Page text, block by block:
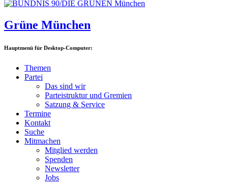
Grüne München
Hauptmenü für Desktop-Computer:
Themen
Partei
Das sind wir
Parteistruktur und Gremien
Satzung & Service
Termine
Kontakt
Suche
Mitmachen
Mitglied werden
Spenden
Newsletter
Jobs